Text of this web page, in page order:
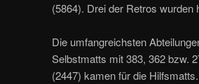
(5864). Drei der Retros wurden
Die umfangreichsten
Selbstmatts mit 383, 362 bzw.
(2447) kamen für die Hilfsmatts.